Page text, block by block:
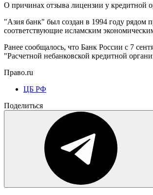
О причинах отзыва лицензии у кредитной
"Азия банк" был создан в 1994 году рядом
соответствующие исламским
Ранее сообщалось, что Банк России с 7
"Расчетной небанковской кредитной
Право.ru
ЦБ РФ
Поделиться